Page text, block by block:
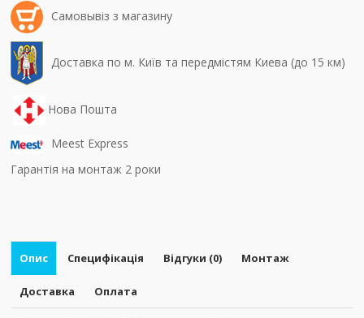
Самовывiз з магазину
Доставка по м. Київ та передмістям Киева (до 15 км)
Нова Пошта
Meest Express
Гарантія на монтаж 2 роки
Опис Специфікація Відгуки (0) Монтаж
Доставка Оплата